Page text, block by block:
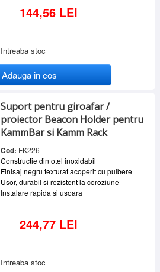
144,56 LEI
Intreaba stoc
Adauga in cos
Suport pentru giroafar /
proiector Beacon Holder pentru
KammBar si Kamm Rack
Cod: FK226
Constructie din otel inoxidabil
Finisaj negru texturat acoperit cu pulbere
Usor, durabil si rezistent la coroziune
Instalare rapida si usoara
244,77 LEI
Intreaba stoc